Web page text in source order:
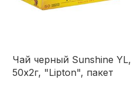
Чай черный Sunshine YL,
50х2г, "Lipton", пакет